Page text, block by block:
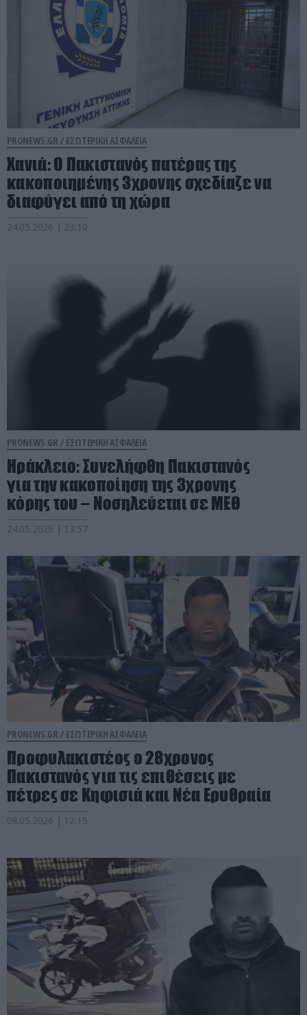
PRONEWS.GR / ΕΣΩΤΕΡΙΚΗ ΑΣΦΑΛΕΙΑ
Χανιά: Ο Πακιστανός πατέρας της
κακοποιημένης 3χρονης σχεδίαζε να
διαφύγει από τη χώρα
24.05.2026 | 23:10
PRONEWS.GR / ΕΣΩΤΕΡΙΚΗ ΑΣΦΑΛΕΙΑ
Ηράκλειο: Συνελήφθη Πακιστανός
για την κακοποίηση της 3χρονης
κόρης του – Νοσηλεύεται σε ΜΕΘ
24.05.2026 | 13:57
PRONEWS.GR / ΕΣΩΤΕΡΙΚΗ ΑΣΦΑΛΕΙΑ
Προφυλακιστέος ο 28χρονος
Πακιστανός για τις επιθέσεις με
πέτρες σε Κηφισιά και Νέα Ερυθραία
08.05.2026 | 12:15